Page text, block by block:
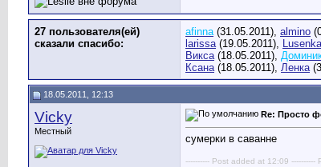
27 пользователя(ей)
сказали cпасибо:
afinna(31.05.2011), almino
larissa(19.05.2011), Lusenka
Викса(18.05.2011),
Ксана(18.05.2011), Ленка
18.05.2011, 12:13
Vicky
Местный
Re: Просто
сумерки в саванне
---------- Post added at 12:09 ----------